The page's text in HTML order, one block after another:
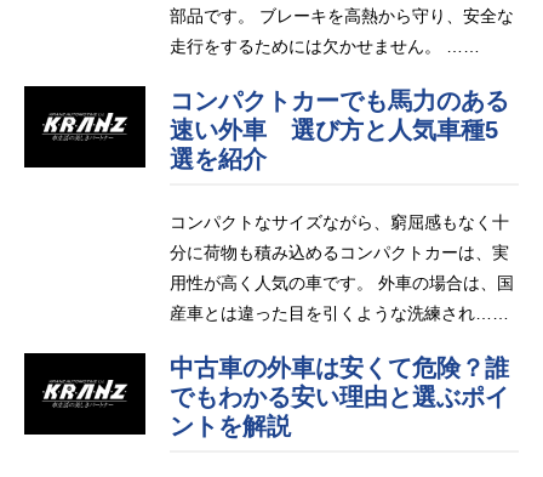
部品です。 ブレーキを高熱から守り、安全な
走行をするためには欠かせません。 ……
コンパクトカーでも馬力のある
速い外車 選び方と人気車種5
選を紹介
コンパクトなサイズながら、窮屈感もなく十
分に荷物も積み込めるコンパクトカーは、実
用性が高く人気の車です。 外車の場合は、国
産車とは違った目を引くような洗練され……
中古車の外車は安くて危険？誰
でもわかる安い理由と選ぶポイ
ントを解説